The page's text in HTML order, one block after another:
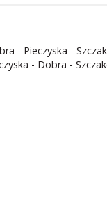
- Pieczyska -
- Dobra -